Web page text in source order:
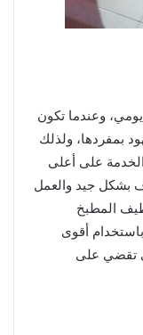
وعندما تكون
بمفردها، ولذلك
الخدمة على أعلى
بشكل جيد والعمل
المطبخ
أقوى
تقضي على